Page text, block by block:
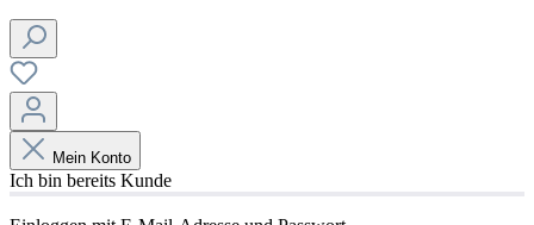
Mein Konto
Ich bin bereits Kunde